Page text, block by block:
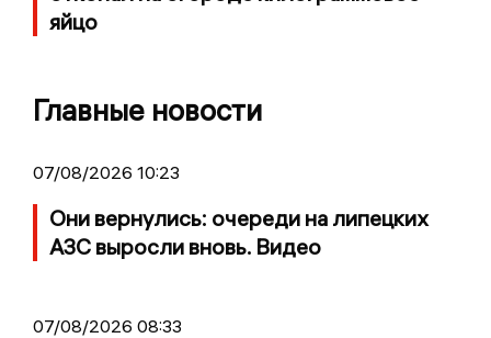
яйцо
Главные новости
07/08/2026 10:23
Они вернулись: очереди на липецких
АЗС выросли вновь. Видео
07/08/2026 08:33